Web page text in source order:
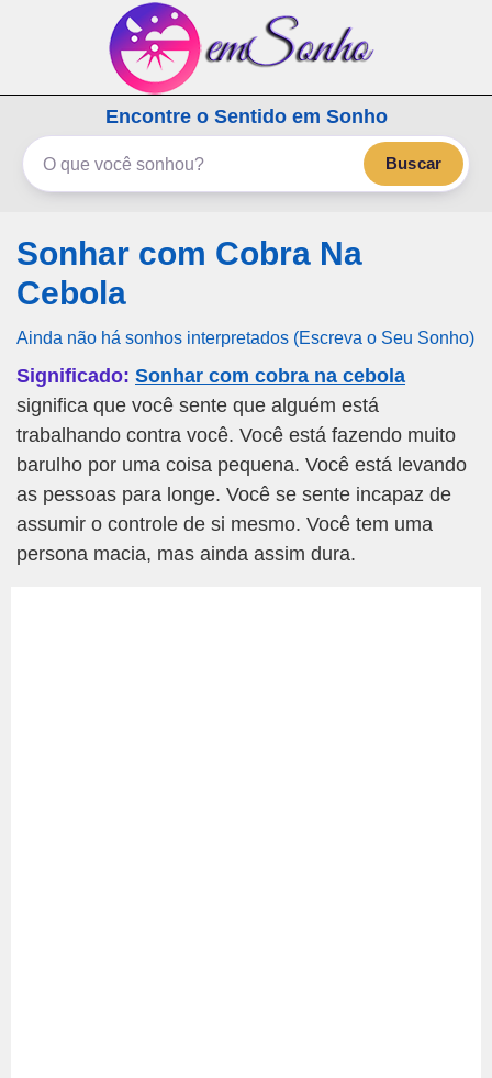
emSonho.com
Os sonhos significam mais
Encontre o Sentido em Sonho
Buscar
Sonhar com Cobra Na
Cebola
Ainda não há sonhos interpretados (Escreva o Seu Sonho)
Significado: Sonhar com cobra na cebola
significa que você sente que alguém está
trabalhando contra você. Você está fazendo muito
barulho por uma coisa pequena. Você está levando
as pessoas para longe. Você se sente incapaz de
assumir o controle de si mesmo. Você tem uma
persona macia, mas ainda assim dura.